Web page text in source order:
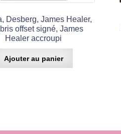
Desberg, James Healer,
offset signé, James
Healer accroupi
Ajouter au panier